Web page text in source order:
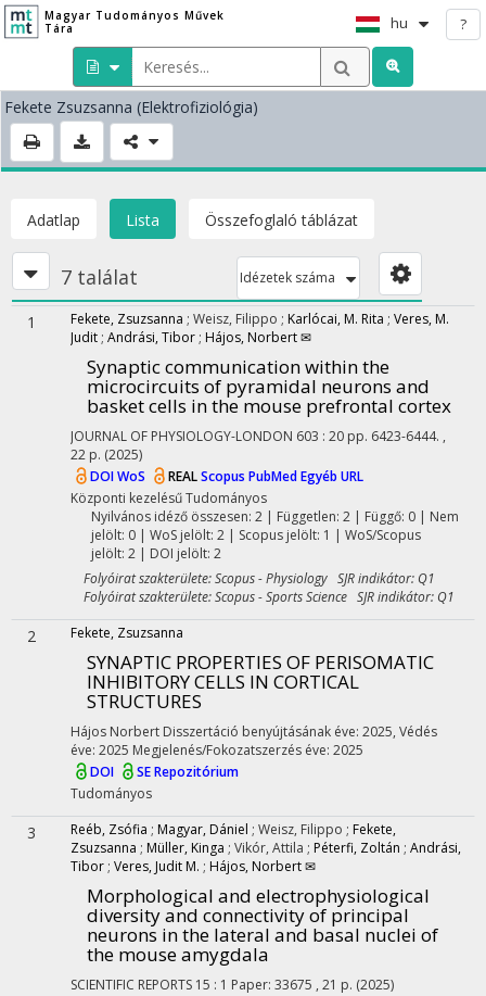
Magyar Tudományos Művek
Tára
hu ?
Fekete Zsuzsanna (Elektrofiziológia)
Adatlap Lista Összefoglaló táblázat
7 találat Idézetek száma
1 Fekete, Zsuzsanna ; Weisz, Filippo ; Karlócai, M. Rita ; Veres, M.
Judit ; Andrási, Tibor ; Hájos, Norbert ✉
Synaptic communication within the
microcircuits of pyramidal neurons and
basket cells in the mouse prefrontal cortex
JOURNAL OF PHYSIOLOGY-LONDON 603 : 20 pp. 6423-6444. ,
22 p. (2025)
DOIWoS REALScopus PubMedEgyéb URL
Központi kezelésűTudományos
Nyilvános idéző összesen: 2| Független: 2 | Függő: 0 | Nem
jelölt: 0 | WoS jelölt: 2 | Scopus jelölt: 1 | WoS/Scopus
jelölt: 2 | DOI jelölt: 2
Folyóirat szakterülete: Scopus - Physiology SJR indikátor: Q1
Folyóirat szakterülete: Scopus - Sports Science SJR indikátor: Q1
2 Fekete, Zsuzsanna
SYNAPTIC PROPERTIES OF PERISOMATIC
INHIBITORY CELLS IN CORTICAL
STRUCTURES
Hájos Norbert Disszertáció benyújtásának éve: 2025, Védés
éve: 2025 Megjelenés/Fokozatszerzés éve: 2025
DOI
SE Repozitórium
Tudományos
3 Reéb, Zsófia ; Magyar, Dániel ; Weisz, Filippo ; Fekete,
Zsuzsanna ; Müller, Kinga ; Vikór, Attila ; Péterfi, Zoltán ; Andrási,
Tibor ; Veres, Judit M. ; Hájos, Norbert ✉
Morphological and electrophysiological
diversity and connectivity of principal
neurons in the lateral and basal nuclei of
the mouse amygdala
SCIENTIFIC REPORTS 15 : 1 Paper: 33675 , 21 p. (2025)